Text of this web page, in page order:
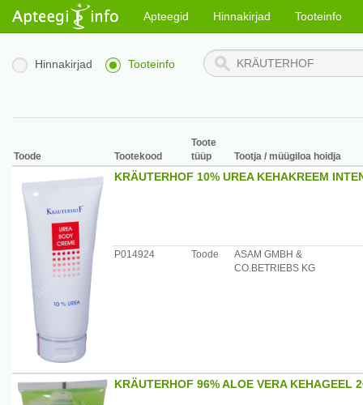
Apteegid Hinnakirjad Tooteinfo
Hinnakirjad Tooteinfo
Toode Tootekood
Toote
tüüp
Tootja / müügiloa hoidja
KRÄUTERHOF 10% UREA KEHAKREEM
P014924 Toode
ASAM GMBH &
CO.BETRIEBS KG
KRÄUTERHOF 96% ALOE VERA KEHAGEEL